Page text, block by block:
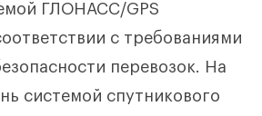
ГЛОНАСС/GPS
с требованиями
перевозок. На
системой спутникового